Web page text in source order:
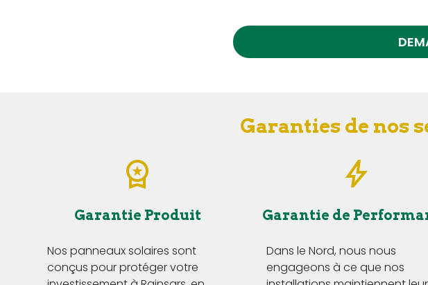
Garanties de nos
Garantie Produit
Nos panneaux solaires sont
conçus pour protéger votre
Garantie de
Dans le Nord, nous nous
engageons à ce que nos